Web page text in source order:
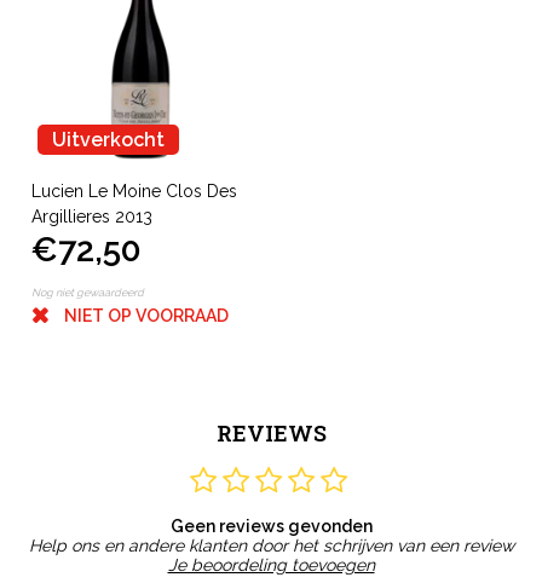
Uitverkocht
Lucien Le Moine Clos Des
Argillieres 2013
€72,50
Nog niet gewaardeerd
NIET OP VOORRAAD
REVIEWS
Geen reviews gevonden
Help ons en andere klanten door het schrijven van een review
Je beoordeling toevoegen